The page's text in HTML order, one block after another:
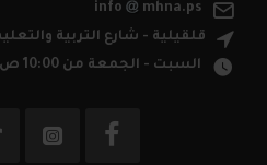
info
mhna.ps
قلقيلية - شارع التربية
السبت - الجمعة من 10:00 ص - 10:00 م